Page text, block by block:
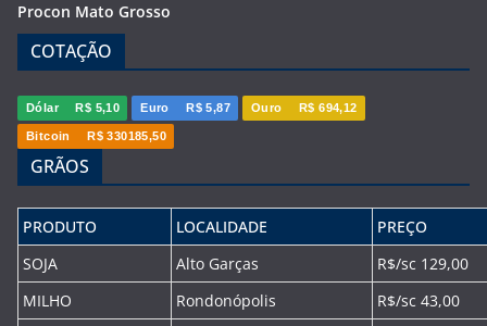
Procon Mato Grosso
COTAÇÃO
Dólar R$ 5,10 Euro R$ 5,87 Ouro R$ 694,12
Bitcoin R$ 330185,50
GRÃOS
PRODUTO LOCALIDADE
PREÇO
SOJA
Alto Garças
R$/sc 129,00
MILHO
Rondonópolis
R$/sc 43,00